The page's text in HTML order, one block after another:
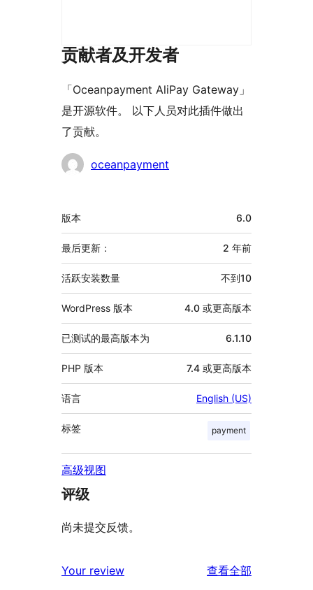
贡献者及开发者
「Oceanpayment AliPay Gateway」
是开源软件。 以下人员对此插件做出
了贡献。
贡
oceanpayment
额
外
信
息
版本 6.0
最后更新： 2 年前
活跃安装数量 不到10
WordPress 版本 4.0 或更高版本
已测试的最高版本为 6.1.10
PHP 版本 7.4 或更高版本
语言 English (US)
标签 payment
高级视图
评级
尚未提交反馈。
Your review 查看全部